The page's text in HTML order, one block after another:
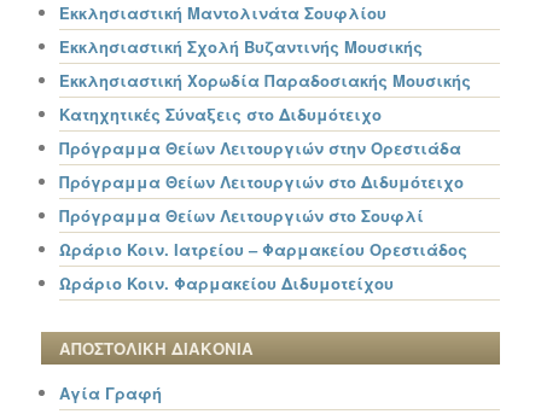
Εκκλησιαστική Μαντολινάτα Σουφλίου
Εκκλησιαστική Σχολή Βυζαντινής Μουσικής
Εκκλησιαστική Χορωδία Παραδοσιακής Μουσικής
Κατηχητικές Σύναξεις στο Διδυμότειχο
Πρόγραμμα Θείων Λειτουργιών στην Ορεστιάδα
Πρόγραμμα Θείων Λειτουργιών στο Διδυμότειχο
Πρόγραμμα Θείων Λειτουργιών στο Σουφλί
Ωράριο Κοιν. Ιατρείου – Φαρμακείου Ορεστιάδος
Ωράριο Κοιν. Φαρμακείου Διδυμοτείχου
ΑΠΟΣΤΟΛΙΚΗ ΔΙΑΚΟΝΙΑ
Αγία Γραφή